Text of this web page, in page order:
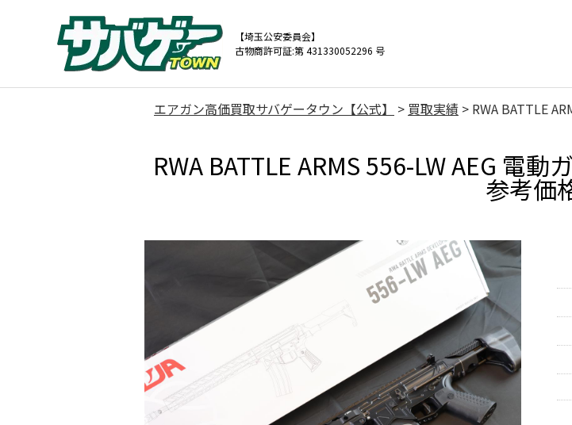
【埼玉公安委員会】
古物商許可証:第 431330052296 号
エアガン高価買取サバゲータウン【公式】 > 買取実績 > RWA BATTLE
RWA BATTLE ARMS 556-LW AEG 電
参考価